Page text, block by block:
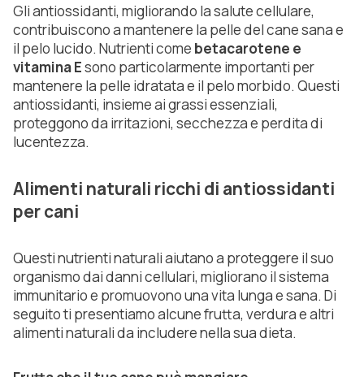
Gli antiossidanti, migliorando la salute cellulare,
contribuiscono a mantenere la pelle del cane sana e
il pelo lucido. Nutrienti come betacarotene e
vitamina Esono particolarmente importanti per
mantenere la pelle idratata e il pelo morbido. Questi
antiossidanti, insieme ai grassi essenziali,
proteggono da irritazioni, secchezza e perdita di
lucentezza.
Alimenti naturali ricchi di antiossidanti
per cani
Questi nutrienti naturali aiutano a proteggere il suo
organismo dai danni cellulari, migliorano il sistema
immunitario e promuovono una vita lunga e sana. Di
seguito ti presentiamo alcune frutta, verdura e altri
alimenti naturali da includere nella sua dieta.